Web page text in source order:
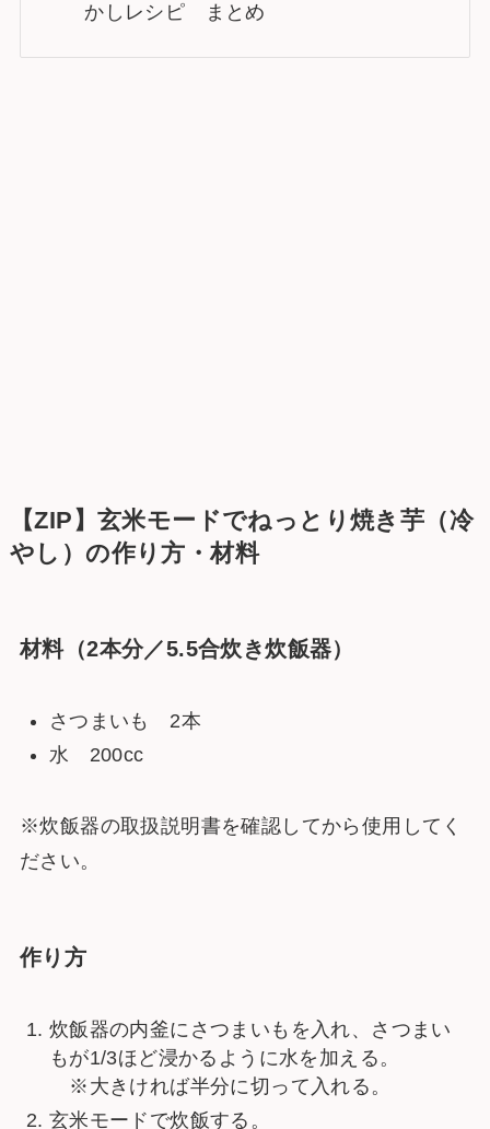
かしレシピ まとめ
【ZIP】玄米モードでねっとり焼き芋（冷
やし）の作り方・材料
材料（2本分／5.5合炊き炊飯器）
さつまいも 2本
水 200cc
※炊飯器の取扱説明書を確認してから使用してく
ださい。
作り方
炊飯器の内釜にさつまいもを入れ、さつまい
もが1/3ほど浸かるように水を加える。
※大きければ半分に切って入れる。
玄米モードで炊飯する。